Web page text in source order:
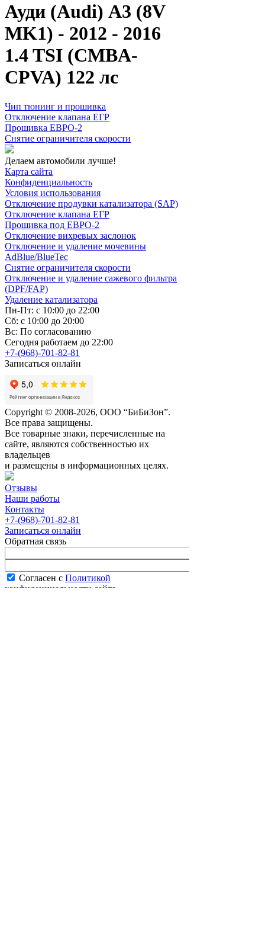
Ауди (Audi) A3 (8V
MK1) - 2012 - 2016
1.4 TSI (CMBA-
CPVA) 122 лс
Чип тюнинг и прошивка
Отключение клапана ЕГР
Прошивка ЕВРО-2
Снятие ограничителя скорости
Делаем автомобили лучше!
Карта сайта
Конфиденциальность
Условия использования
Отключение продувки катализатора (SAP)
Отключение клапана ЕГР
Прошивка под ЕВРО-2
Отключение вихревых заслонок
Отключение и удаление мочевины
AdBlue/BlueTec
Снятие ограничителя скорости
Отключение и удаление сажевого фильтра
(DPF/FAP)
Удаление катализатора
Пн-Пт: с 10:00 до 22:00
Сб: с 10:00 до 20:00
Вс: По согласованию
Сегодня работаем до 22:00
+7-(968)-701-82-81
Записаться онлайн
Copyright © 2008-2026, ООО “БиБиЗон”.
Все права защищены.
Все товарные знаки, перечисленные на
сайте, являются собственностью их
владельцев
и размещены в информационных целях.
Отзывы
Наши работы
Контакты
+7-(968)-701-82-81
Записаться онлайн
Обратная связь
Согласен с Политикой
конфиденциальности сайта